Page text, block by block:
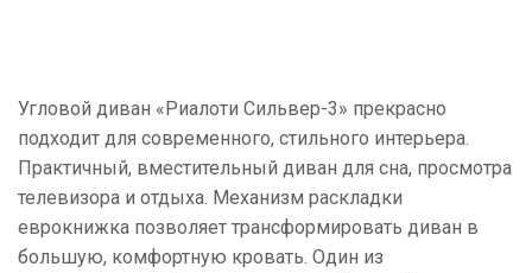
Угловой диван «Риалоти Сильвер-3» прекрасно
подходит для современного, стильного интерьера.
Практичный, вместительный диван для сна, просмотра
телевизора и отдыха. Механизм раскладки
еврокнижка позволяет трансформировать диван в
большую, комфортную кровать. Один из